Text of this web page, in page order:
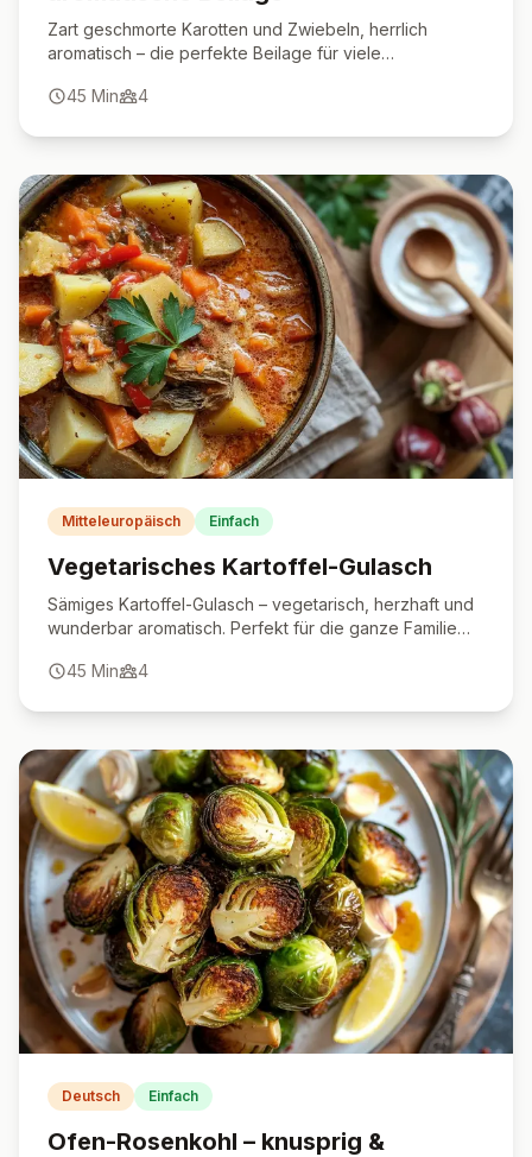
Zart geschmorte Karotten und Zwiebeln, herrlich
aromatisch – die perfekte Beilage für viele
45 Min 4
Mitteleuropäisch Einfach
Vegetarisches Kartoffel-Gulasch
Sämiges Kartoffel-Gulasch – vegetarisch, herzhaft und
wunderbar aromatisch. Perfekt für die ganze Familie
45 Min 4
Deutsch Einfach
Ofen-Rosenkohl – knusprig &